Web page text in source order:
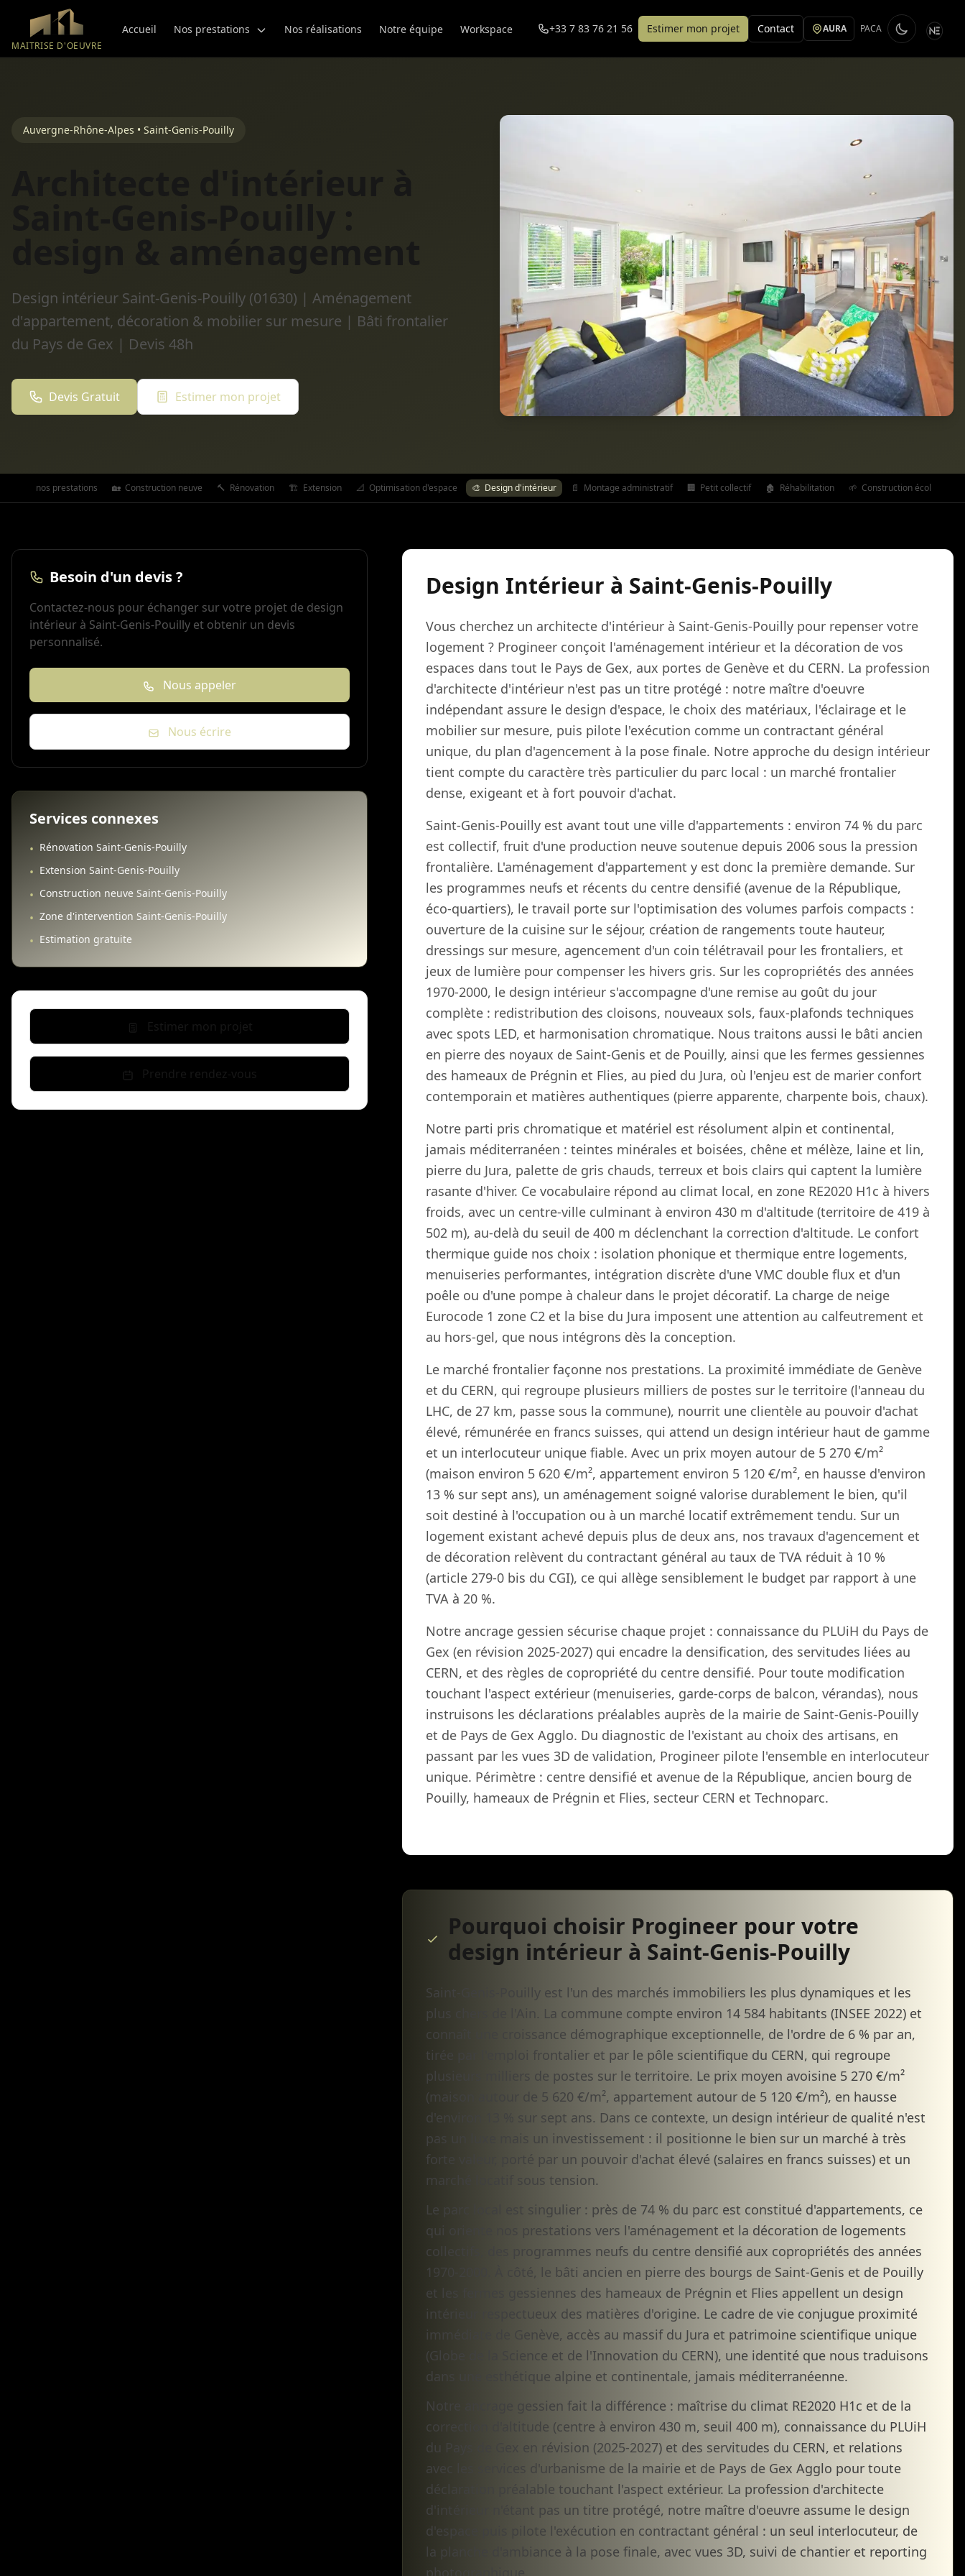
Aller au contenu principal
MAITRISE D'OEUVRE
Accueil Nos prestations Nos réalisations Notre équipe Workspace +33 7 83 76 21 56 Estimer mon projet Contact AURA PACA
Auvergne-Rhône-Alpes • Saint-Genis-Pouilly
Design intérieur Saint-Genis-Pouilly (01630) | Aménagement
d'appartement, décoration & mobilier sur mesure | Bâti frontalier
du Pays de Gex | Devis 48h
Devis Gratuit Estimer mon projet
Toutes nos prestations 🏡 Construction neuve 🔨 Rénovation 🏗️ Extension 📐 Optimisation d'espace 🎨 Design d'intérieur 📄 Montage administratif 🏢 Petit collectif 🏚️ Réhabilitation 🌱 Construction écologique
Besoin d'un devis ?
Contactez-nous pour échanger sur votre projet de design
intérieur à Saint-Genis-Pouilly et obtenir un devis
personnalisé.
Nous appeler
Nous écrire
Services connexes
• Rénovation Saint-Genis-Pouilly
• Extension Saint-Genis-Pouilly
• Construction neuve Saint-Genis-Pouilly
• Zone d'intervention Saint-Genis-Pouilly
• Estimation gratuite
Design Intérieur à Saint-Genis-Pouilly
Vous cherchez un architecte d'intérieur à Saint-Genis-Pouilly pour repenser votre
logement ? Progineer conçoit l'aménagement intérieur et la décoration de vos
espaces dans tout le Pays de Gex, aux portes de Genève et du CERN. La profession
d'architecte d'intérieur n'est pas un titre protégé : notre maître d'oeuvre
indépendant assure le design d'espace, le choix des matériaux, l'éclairage et le
mobilier sur mesure, puis pilote l'exécution comme un contractant général
unique, du plan d'agencement à la pose finale. Notre approche du design intérieur
tient compte du caractère très particulier du parc local : un marché frontalier
dense, exigeant et à fort pouvoir d'achat.
Saint-Genis-Pouilly est avant tout une ville d'appartements : environ 74 % du parc
est collectif, fruit d'une production neuve soutenue depuis 2006 sous la pression
frontalière. L'aménagement d'appartement y est donc la première demande. Sur
les programmes neufs et récents du centre densifié (avenue de la République,
éco-quartiers), le travail porte sur l'optimisation des volumes parfois compacts :
ouverture de la cuisine sur le séjour, création de rangements toute hauteur,
dressings sur mesure, agencement d'un coin télétravail pour les frontaliers, et
jeux de lumière pour compenser les hivers gris. Sur les copropriétés des années
1970-2000, le design intérieur s'accompagne d'une remise au goût du jour
complète : redistribution des cloisons, nouveaux sols, faux-plafonds techniques
avec spots LED, et harmonisation chromatique. Nous traitons aussi le bâti ancien
en pierre des noyaux de Saint-Genis et de Pouilly, ainsi que les fermes gessiennes
des hameaux de Prégnin et Flies, au pied du Jura, où l'enjeu est de marier confort
contemporain et matières authentiques (pierre apparente, charpente bois, chaux).
Notre parti pris chromatique et matériel est résolument alpin et continental,
jamais méditerranéen : teintes minérales et boisées, chêne et mélèze, laine et lin,
pierre du Jura, palette de gris chauds, terreux et bois clairs qui captent la lumière
rasante d'hiver. Ce vocabulaire répond au climat local, en zone RE2020 H1c à hivers
froids, avec un centre-ville culminant à environ 430 m d'altitude (territoire de 419 à
502 m), au-delà du seuil de 400 m déclenchant la correction d'altitude. Le confort
thermique guide nos choix : isolation phonique et thermique entre logements,
menuiseries performantes, intégration discrète d'une VMC double flux et d'un
poêle ou d'une pompe à chaleur dans le projet décoratif. La charge de neige
Eurocode 1 zone C2 et la bise du Jura imposent une attention au calfeutrement et
au hors-gel, que nous intégrons dès la conception.
Le marché frontalier façonne nos prestations. La proximité immédiate de Genève
et du CERN, qui regroupe plusieurs milliers de postes sur le territoire (l'anneau du
LHC, de 27 km, passe sous la commune), nourrit une clientèle au pouvoir d'achat
élevé, rémunérée en francs suisses, qui attend un design intérieur haut de gamme
et un interlocuteur unique fiable. Avec un prix moyen autour de 5 270 €/m²
(maison environ 5 620 €/m², appartement environ 5 120 €/m², en hausse d'environ
13 % sur sept ans), un aménagement soigné valorise durablement le bien, qu'il
soit destiné à l'occupation ou à un marché locatif extrêmement tendu. Sur un
logement existant achevé depuis plus de deux ans, nos travaux d'agencement et
de décoration relèvent du contractant général au taux de TVA réduit à 10 %
(article 279-0 bis du CGI), ce qui allège sensiblement le budget par rapport à une
TVA à 20 %.
Notre ancrage gessien sécurise chaque projet : connaissance du PLUiH du Pays de
Gex (en révision 2025-2027) qui encadre la densification, des servitudes liées au
CERN, et des règles de copropriété du centre densifié. Pour toute modification
touchant l'aspect extérieur (menuiseries, garde-corps de balcon, vérandas), nous
instruisons les déclarations préalables auprès de la mairie de Saint-Genis-Pouilly
et de Pays de Gex Agglo. Du diagnostic de l'existant au choix des artisans, en
passant par les vues 3D de validation, Progineer pilote l'ensemble en interlocuteur
unique. Périmètre : centre densifié et avenue de la République, ancien bourg de
Pouilly, hameaux de Prégnin et Flies, secteur CERN et Technoparc.
Pourquoi choisir Progineer pour votre
design intérieur à Saint-Genis-Pouilly
Saint-Genis-Pouilly est l'un des marchés immobiliers les plus dynamiques et les
plus chers de l'Ain. La commune compte environ 14 584 habitants (INSEE 2022) et
connaît une croissance démographique exceptionnelle, de l'ordre de 6 % par an,
tirée par l'emploi frontalier et par le pôle scientifique du CERN, qui regroupe
plusieurs milliers de postes sur le territoire. Le prix moyen avoisine 5 270 €/m²
(maison autour de 5 620 €/m², appartement autour de 5 120 €/m²), en hausse
d'environ 13 % sur sept ans. Dans ce contexte, un design intérieur de qualité n'est
pas un luxe mais un investissement : il positionne le bien sur un marché à très
forte valeur, porté par un pouvoir d'achat élevé (salaires en francs suisses) et un
marché locatif sous tension.
Le parc local est singulier : près de 74 % du parc est constitué d'appartements, ce
qui oriente nos prestations vers l'aménagement et la décoration de logements
collectifs, des programmes neufs du centre densifié aux copropriétés des années
1970-2000. À côté, le bâti ancien en pierre des bourgs de Saint-Genis et de Pouilly
et les fermes gessiennes des hameaux de Prégnin et Flies appellent un design
intérieur respectueux des matières d'origine. Le cadre de vie conjugue proximité
immédiate de Genève, accès au massif du Jura et patrimoine scientifique unique
(Globe de la Science et de l'Innovation du CERN), une identité que nous traduisons
dans une esthétique alpine et continentale, jamais méditerranéenne.
Notre ancrage gessien fait la différence : maîtrise du climat RE2020 H1c et de la
correction d'altitude (centre à environ 430 m, seuil 400 m), connaissance du PLUiH
du Pays de Gex en révision (2025-2027) et des servitudes du CERN, et relations
avec les services d'urbanisme de la mairie et de Pays de Gex Agglo pour toute
déclaration préalable touchant l'aspect extérieur. La profession d'architecte
d'intérieur n'étant pas un titre protégé, notre maître d'oeuvre assume le design
d'espace puis pilote l'exécution en contractant général : un seul interlocuteur, de
la planche d'ambiance à la pose finale, avec vues 3D, suivi de chantier et reporting